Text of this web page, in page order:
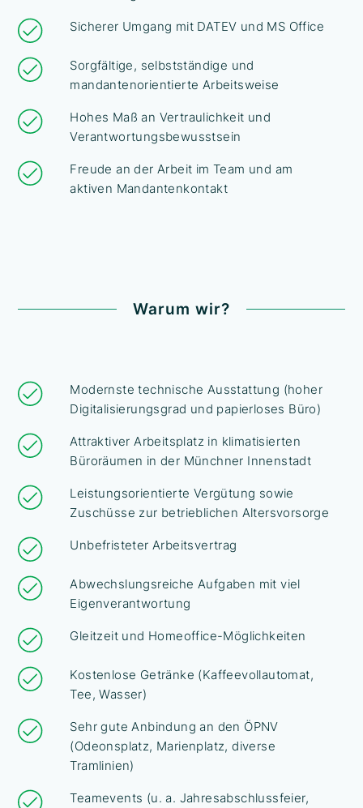
Sicherer Umgang mit DATEV und MS Office
Sorgfältige, selbstständige und
mandantenorientierte Arbeitsweise
Hohes Maß an Vertraulichkeit und
Verantwortungsbewusstsein
Freude an der Arbeit im Team und am
aktiven Mandantenkontakt
Warum wir?
Modernste technische Ausstattung (hoher
Digitalisierungsgrad und papierloses Büro)
Attraktiver Arbeitsplatz in klimatisierten
Büroräumen in der Münchner Innenstadt
Leistungsorientierte Vergütung sowie
Zuschüsse zur betrieblichen Altersvorsorge
Unbefristeter Arbeitsvertrag
Abwechslungsreiche Aufgaben mit viel
Eigenverantwortung
Gleitzeit und Homeoffice-Möglichkeiten
Kostenlose Getränke (Kaffeevollautomat,
Tee, Wasser)
Sehr gute Anbindung an den ÖPNV
(Odeonsplatz, Marienplatz, diverse
Tramlinien)
Teamevents (u. a. Jahresabschlussfeier,